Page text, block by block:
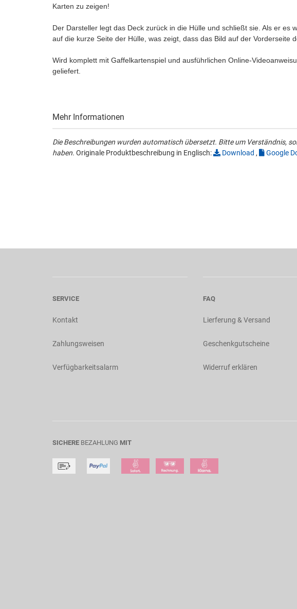
Karten zu zeigen!
Der Darsteller legt das Deck zurück in die Hülle und schließt sie. Als er es
auf die kurze Seite der Hülle, was zeigt, dass das Bild auf der Vorderseite
Wird komplett mit Gaffelkartenspiel und ausführlichen Online-
geliefert.
Mehr Informationen
Die Beschreibungen wurden automatisch übersetzt. Bitte um Verständnis,
haben. Originale Produktbeschreibung in Englisch: Download , Google
SERVICE
Kontakt
Zahlungsweisen
Verfügbarkeitsalarm
FAQ
Lierferung & Versand
Geschenkgutscheine
Widerruf erklären
SICHERE BEZAHLUNG MIT